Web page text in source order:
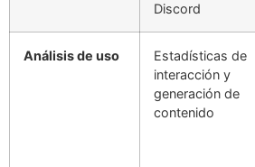
Discord
Análisis de uso
Estadísticas de
interacción y
generación de
contenido